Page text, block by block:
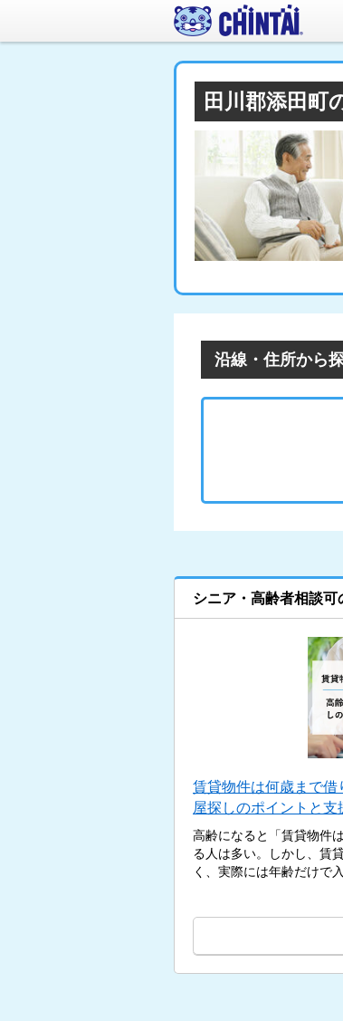
田川郡添田町
沿線・住所から
シニア・高齢者相談
賃貸物件は何歳まで
屋探しのポイントと支
高齢になると「賃貸物件
る人は多い。しかし、賃
く、実際には年齢だけで